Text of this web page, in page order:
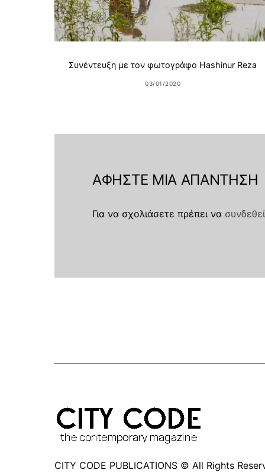
Συνέντευξη με τον φωτογράφο Hashinur Reza
03/01/2020
ΑΦΉΣΤΕ ΜΙΑ ΑΠΆΝΤΗΣΗ
Για να σχολιάσετε πρέπει να
CITY CODE PUBLICATIONS © All Rights